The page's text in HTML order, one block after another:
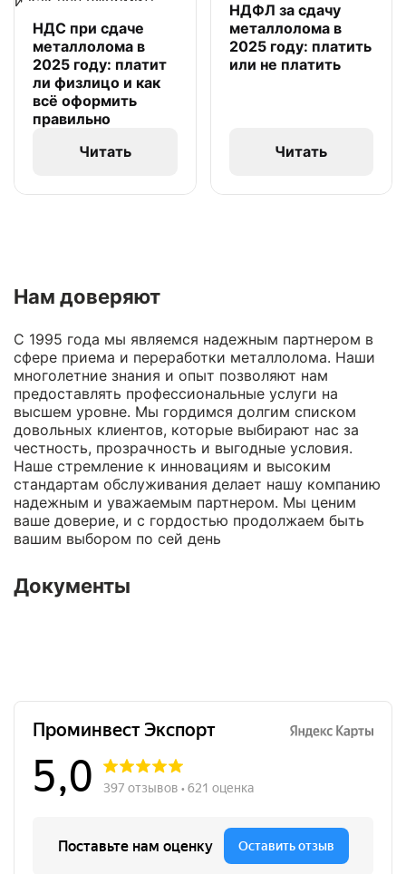
НДС при сдаче
металлолома в
2025 году: платит
ли физлицо и как
всё оформить
правильно
Читать
НДФЛ за сдачу
металлолома в
2025 году: платить
или не платить
Читать
Нам доверяют
С 1995 года мы являемся надежным партнером в
сфере приема и переработки металлолома. Наши
многолетние знания и опыт позволяют нам
предоставлять профессиональные услуги на
высшем уровне. Мы гордимся долгим списком
довольных клиентов, которые выбирают нас за
честность, прозрачность и выгодные условия.
Наше стремление к инновациям и высоким
стандартам обслуживания делает нашу компанию
надежным и уважаемым партнером. Мы ценим
ваше доверие, и с гордостью продолжаем быть
вашим выбором по сей день
Документы